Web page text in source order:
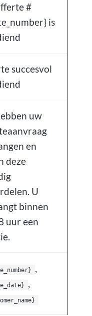
#
is
succesvol
uw
en
deze
U
binnen
uur een
,
,